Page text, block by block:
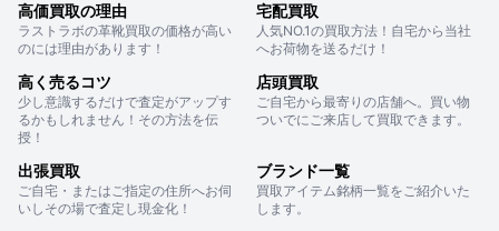
高価買取の理由
ラストラボの革靴買取の価格が高い
のには理由があります！
宅配買取
人気NO.1の買取方法！自宅から当社
へお荷物を送るだけ！
高く売るコツ
少し意識するだけで査定がアップす
るかもしれません！その方法を伝
授！
店頭買取
ご自宅から最寄りの店舗へ。買い物
ついでにご来店して買取できます。
出張買取
ご自宅・またはご指定の住所へお伺
いしその場で査定し現金化！
ブランド一覧
買取アイテム銘柄一覧をご紹介いた
します。